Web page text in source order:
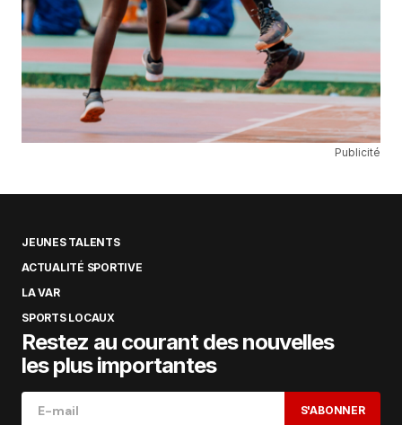
Publicité
JEUNES TALENTS
ACTUALITÉ SPORTIVE
LA VAR
SPORTS LOCAUX
Restez au courant des nouvelles
les plus importantes
S'ABONNER